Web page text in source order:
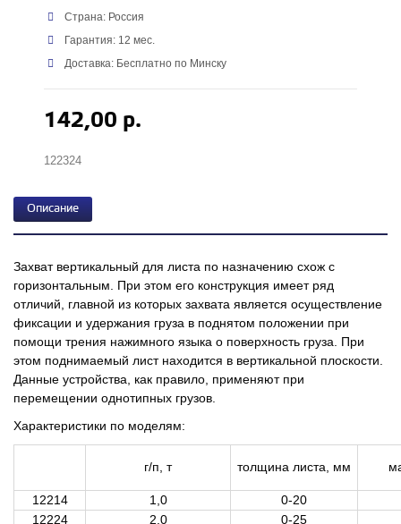
Страна: Россия
Гарантия: 12 мес.
Доставка: Бесплатно по Минску
142,00 р.
122324
Описание
Захват вертикальный для листа по назначению схож с
горизонтальным. При этом его конструкция имеет ряд
отличий, главной из которых захвата является осуществление
фиксации и удержания груза в поднятом положении при
помощи трения нажимного языка о поверхность груза. При
этом поднимаемый лист находится в вертикальной плоскости.
Данные устройства, как правило, применяют при
перемещении однотипных грузов.
Характеристики по моделям:
г/п, т толщина листа, мм
12214 1,0
0-20
12224
2,0
0-25